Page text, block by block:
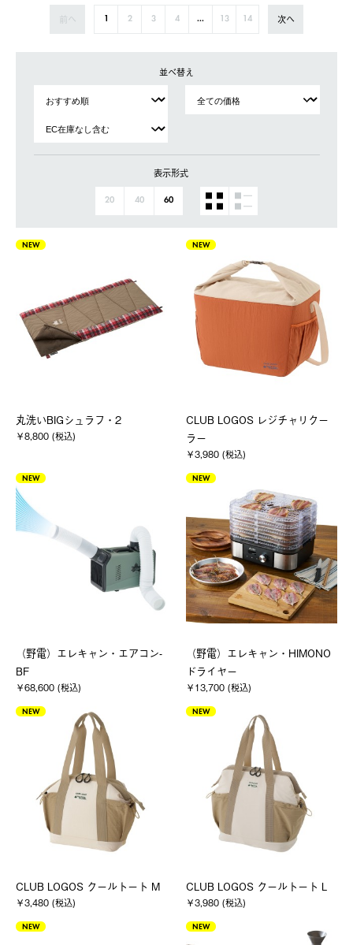
前へ 1 2 3 4 ... 13 14 次へ
並べ替え
表示形式
20 40 60
NEW
丸洗いBIGシュラフ・2
￥8,800 (税込)
NEW
CLUB LOGOS レジチャリクー
ラー
￥3,980 (税込)
NEW
（野電）エレキャン・エアコン-
BF
￥68,600 (税込)
NEW
（野電）エレキャン・HIMONO
ドライヤー
￥13,700 (税込)
NEW
CLUB LOGOS クールトート M
￥3,480 (税込)
NEW
CLUB LOGOS クールトート L
￥3,980 (税込)
NEW NEW